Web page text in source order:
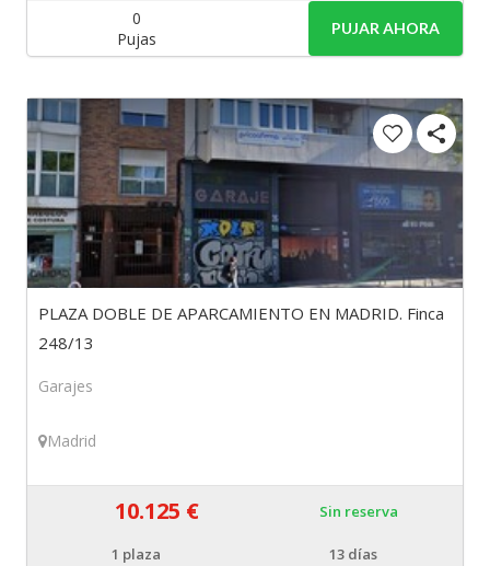
0
Pujas
PUJAR AHORA
PLAZA DOBLE DE APARCAMIENTO EN MADRID. Finca
248/13
Garajes
Madrid
10.125 € Sin reserva
1 plaza 13 días